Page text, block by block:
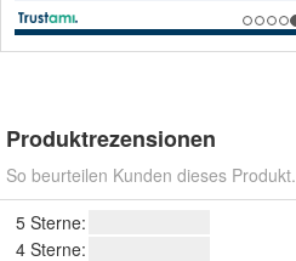
Produktrezensionen
So beurteilen Kunden dieses Produkt.
5 Sterne:
4 Sterne: